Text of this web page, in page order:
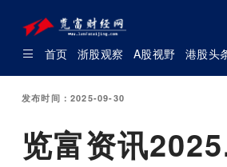
首页 浙股观察 A股视野 港股头
发布时间：2025-09-30
览富资讯